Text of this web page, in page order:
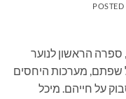
הראשון לנוער
על שפתם, מערכות היחסים
על חייהם. מיכל